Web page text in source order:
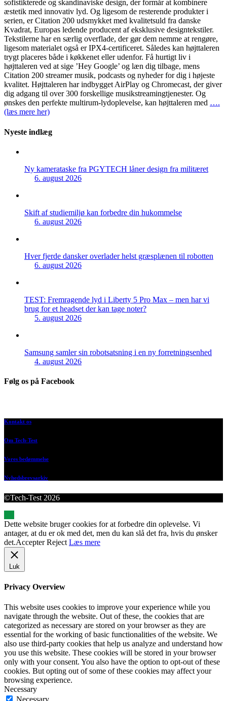
sofistikterede og skandinaviske design, der formår at kombinere
æstetik med innovativ lyd. Og ligesom de resterende produkter i
serien, er Citation 200 udsmykket med kvalitetsuld fra danske
Kvadrat, Europas ledende producent af eksklusive designtekstiler.
Tekstilerne har en særlig overflade, der gør dem nemme at rengøre,
ligesom materialet også er IPX4-certificeret. Således kan højttaleren
trygt placeres både i køkkenet eller udenfor. Få hurtigt liv i
højttaleren ved at sige ’Hey Google’ og læn dig tilbage, mens
Citation 200 streamer musik, podcasts og nyheder for dig i højeste
kvalitet. Højttaleren har indbygget AirPlay og Chromecast, der giver
dig adgang til over 300 forskellige musikstreamingtjenester. Og
ønskes den perfekte multirum-lydoplevelse, kan højttaleren med ….
(læs mere her)
Nyeste indlæg
Ny kamerataske fra PGYTECH låner design fra militæret
6. august 2026
Skift af studiemiljø kan forbedre din hukommelse
6. august 2026
Hver fjerde dansker overlader helst græsplænen til robotten
6. august 2026
TEST: Fremragende lyd i Liberty 5 Pro Max – men har vi
brug for et headset der kan tage noter?
5. august 2026
Samsung samler sin robotsatsning i en ny forretningsenhed
4. august 2026
Følg os på Facebook
Kontakt os
Om Tech-Test
Vores bedømmelse
Nyhedsbrevsarkiv
©Tech-Test 2026
Dette website bruger cookies for at forbedre din oplevelse. Vi
antager, at du er ok med det, men du kan slå det fra, hvis du ønsker
det.Accepter Reject Læs mere
Luk
Privacy Overview
This website uses cookies to improve your experience while you
navigate through the website. Out of these, the cookies that are
categorized as necessary are stored on your browser as they are
essential for the working of basic functionalities of the website. We
also use third-party cookies that help us analyze and understand how
you use this website. These cookies will be stored in your browser
only with your consent. You also have the option to opt-out of these
cookies. But opting out of some of these cookies may affect your
browsing experience.
Necessary
Necessary